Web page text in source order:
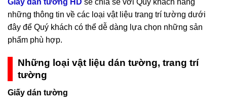
Giấy dán tường HD sẽ chia sẻ với Quý khách hàng
những thông tin về các loại vật liệu trang trí tường dưới
đây để Quý khách có thể dễ dàng lựa chọn những sản
phẩm phù hợp.
Những loại vật liệu dán tường, trang trí
tường
Giấy dán tường